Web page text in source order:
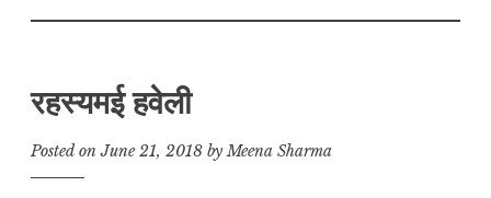
रहस्यमई हवेली
Posted onJune 21, 2018 byMeena Sharma